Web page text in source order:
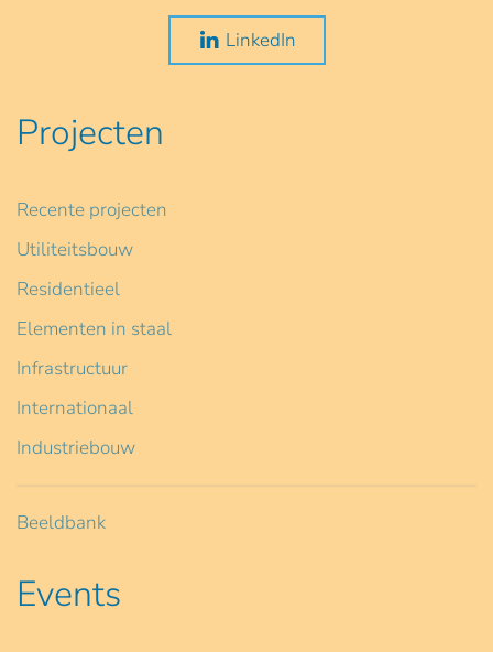
LinkedIn
Projecten
Recente projecten
Utiliteitsbouw
Residentieel
Elementen in staal
Infrastructuur
Internationaal
Industriebouw
Beeldbank
Events